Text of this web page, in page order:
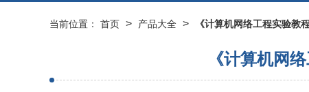
当前位置： 首页 > 产品大全 > 《计算机网络工程实验教
《计算机网